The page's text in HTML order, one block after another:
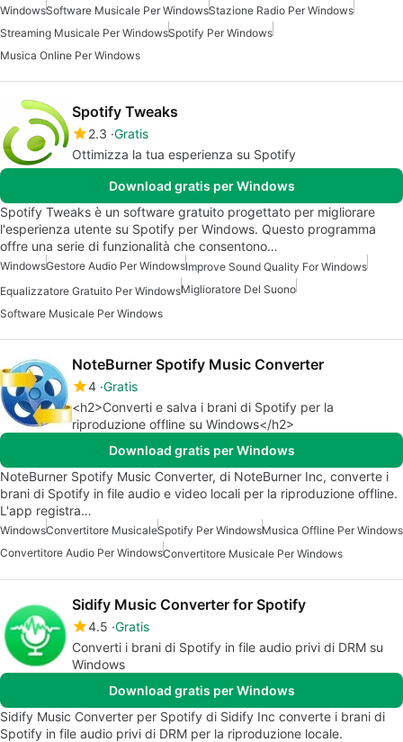
WindowsSoftware Musicale Per WindowsStazione Radio Per Windows
Streaming Musicale Per WindowsSpotify Per Windows
Musica Online Per Windows
Spotify Tweaks
2.3 Gratis
Ottimizza la tua esperienza su Spotify
Download gratis per Windows
Spotify Tweaks è un software gratuito progettato per migliorare
l'esperienza utente su Spotify per Windows. Questo programma
offre una serie di funzionalità che consentono…
WindowsGestore Audio Per WindowsImprove Sound Quality For Windows
Equalizzatore Gratuito Per WindowsMiglioratore Del Suono
Software Musicale Per Windows
NoteBurner Spotify Music Converter
4 Gratis
<h2>Converti e salva i brani di Spotify per la
riproduzione offline su Windows</h2>
Download gratis per Windows
NoteBurner Spotify Music Converter, di NoteBurner Inc, converte i
brani di Spotify in file audio e video locali per la riproduzione offline.
L'app registra…
WindowsConvertitore MusicaleSpotify Per WindowsMusica Offline Per Windows
Convertitore Audio Per WindowsConvertitore Musicale Per Windows
Sidify Music Converter for Spotify
4.5 Gratis
Converti i brani di Spotify in file audio privi di DRM su
Windows
Download gratis per Windows
Sidify Music Converter per Spotify di Sidify Inc converte i brani di
Spotify in file audio privi di DRM per la riproduzione locale.